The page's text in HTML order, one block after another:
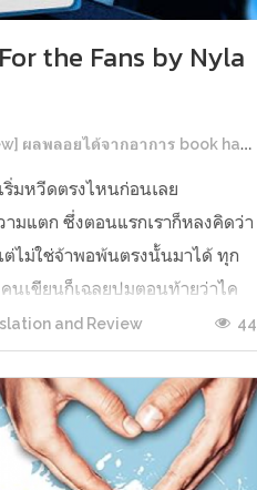
the Fans by Nyla
ได้จากอาการ book hangover หลังอ่านสารพัน MM Romance
มหวีดตรงไหนก่อนเลย
ามแตก ซึ่งตอนแรกเราก็หลงคิดว่า
ไม่ใช่จ้าพอพ้นตรงนั้นมาได้ ทุก
นเขียนก็เฉลยปมตอนท้ายว่าไค
มาในอดีตเท่านั้นแหละ คดีพลิกใน
นNarrative Escalation ที่ชอบ
หมือนคนเขียนวางแผนไว้ตั...
and Review 44